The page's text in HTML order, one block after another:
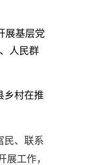
展基层党
人民群
乡村在推
民、联系
工作，